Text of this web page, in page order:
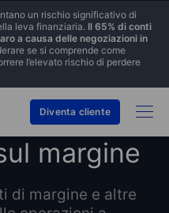
un rischio significativo di
leva finanziaria. Il 65% di conti
a causa delle negoziazioni in
se si comprende come
l’elevato rischio di perdere
Diventa cliente
margine
di margine e altre